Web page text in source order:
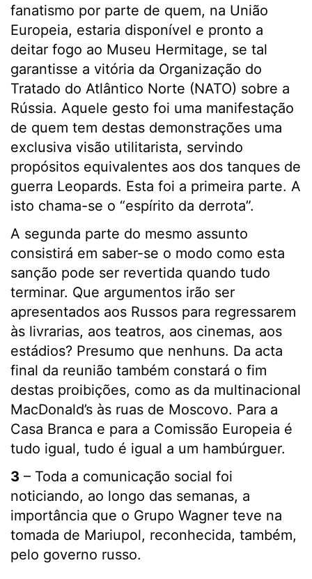
fanatismo por parte de quem, na União
Europeia, estaria disponível e pronto a
deitar fogo ao Museu Hermitage, se tal
garantisse a vitória da Organização do
Tratado do Atlântico Norte (NATO) sobre a
Rússia. Aquele gesto foi uma manifestação
de quem tem destas demonstrações uma
exclusiva visão utilitarista, servindo
propósitos equivalentes aos dos tanques de
guerra Leopards. Esta foi a primeira parte. A
isto chama-se o “espírito da derrota”.
A segunda parte do mesmo assunto
consistirá em saber-se o modo como esta
sanção pode ser revertida quando tudo
terminar. Que argumentos irão ser
apresentados aos Russos para regressarem
às livrarias, aos teatros, aos cinemas, aos
estádios? Presumo que nenhuns. Da acta
final da reunião também constará o fim
destas proibições, como as da multinacional
MacDonald’s às ruas de Moscovo. Para a
Casa Branca e para a Comissão Europeia é
tudo igual, tudo é igual a um hambúrguer.
3 – Toda a comunicação social foi
noticiando, ao longo das semanas, a
importância que o Grupo Wagner teve na
tomada de Mariupol, reconhecida, também,
pelo governo russo.